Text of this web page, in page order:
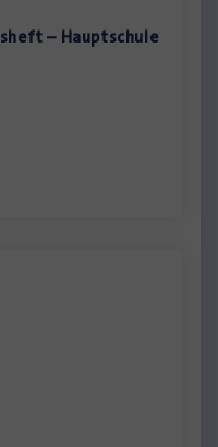
– Hauptschule